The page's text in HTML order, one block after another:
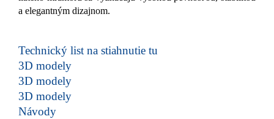
a elegantným dizajnom.
Technický list na stiahnutie tu
3D modely
3D modely
3D modely
Návody